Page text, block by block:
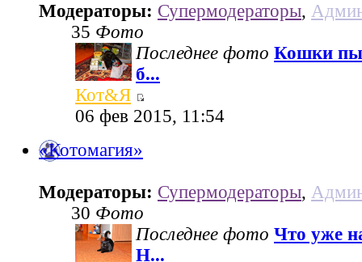
Модераторы: Супермодераторы,
35 Фото
Последнее фото Кошки
б...
Кот&Я
06 фев 2015, 11:54
«Котомагия»
Модераторы: Супермодераторы,
30 Фото
Последнее фото Что уже
Н...